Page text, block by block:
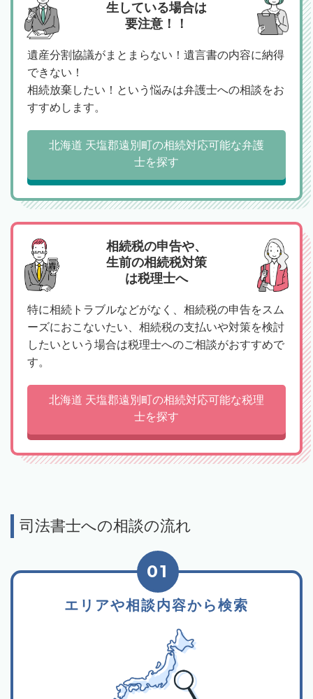
生している場合は
要注意！！
遺産分割協議がまとまらない！遺言書の内容に納得
できない！
相続放棄したい！という悩みは弁護士への相談をお
すすめします。
北海道 天塩郡遠別町の相続対応可能な弁護
士を探す
相続税の申告や、
生前の相続税対策
は税理士へ
特に相続トラブルなどがなく、相続税の申告をスム
ーズにおこないたい、相続税の支払いや対策を検討
したいという場合は税理士へのご相談がおすすめで
す。
北海道 天塩郡遠別町の相続対応可能な税理
士を探す
司法書士への相談の流れ
エリアや相談内容から検索
01